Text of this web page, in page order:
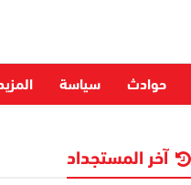
حوادث سياسة
آخر المستجداد